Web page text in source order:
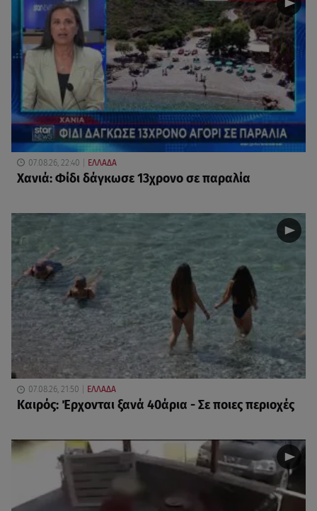
07.08.26, 22:40 ΕΛΛΑΔΑ
Χανιά: Φίδι δάγκωσε 13χρονο σε παραλία
07.08.26, 21:50 ΕΛΛΑΔΑ
Καιρός: Έρχονται ξανά 40άρια - Σε ποιες περιοχές